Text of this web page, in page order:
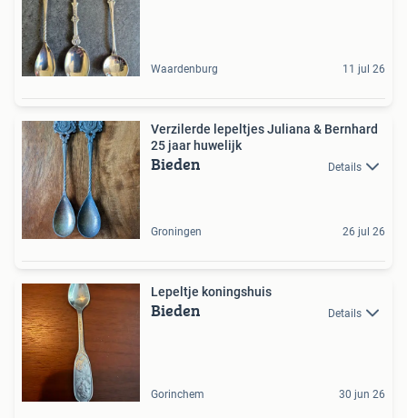
Waardenburg 11 jul 26
Verzilerde lepeltjes Juliana & Bernhard
25 jaar huwelijk
Bieden Details
Groningen 26 jul 26
Lepeltje koningshuis
Bieden Details
Gorinchem 30 jun 26